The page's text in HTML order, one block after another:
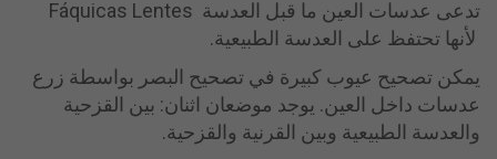
تدعى عدسات العين ما قبل العدسة Fáquicas Lentes
لأنها تحتفظ على العدسة الطبيعية.
يمكن تصحيح عيوب كبيرة في تصحيح البصر بواسطة زرع
عدسات داخل العين. يوجد موضعان اثنان: بين القزحية
والعدسة الطبيعية وبين القرنية والقزحية.